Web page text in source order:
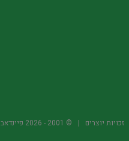
זכויות יוצרים © 2001 -
2026